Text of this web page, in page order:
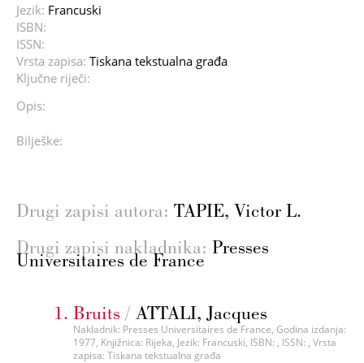
Jezik: Francuski
ISBN:
ISSN:
Vrsta zapisa: Tiskana tekstualna građa
Ključne riječi:
Opis:
Bilješke:
Drugi zapisi autora: TAPIE, Victor L.
Drugi zapisi nakladnika: Presses
Universitaires de France
Bruits / ATTALI, Jacques
Nakladnik: Presses Universitaires de France, Godina izdanja:
1977, Knjižnica: Rijeka, Jezik: Francuski, ISBN: , ISSN: , Vrsta
zapisa: Tiskana tekstualna građa